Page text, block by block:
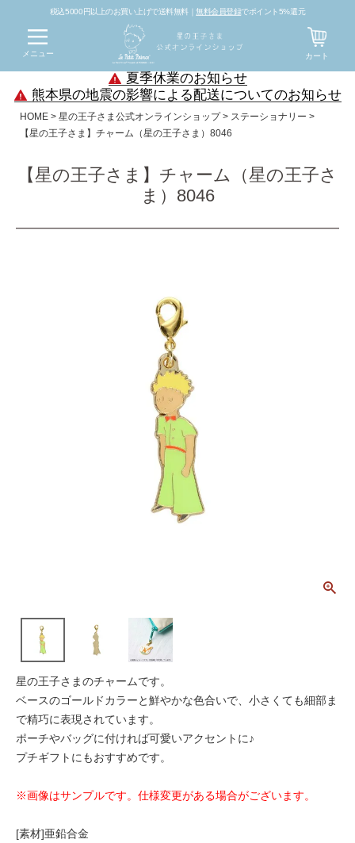
税込5000円以上のお買い上げで送料無料｜無料会員登録でポイント5%還元
メニュー カート
夏季休業のお知らせ
熊本県の地震の影響による配送についてのお知らせ
HOME 星の王子さま公式オンラインショップ
ステーショナリー
【星の王子さま】チャーム（星の王子さま）8046
【星の王子さま】チャーム（星の王子さ
ま）8046
星の王子さまのチャームです。
ベースのゴールドカラーと鮮やかな色合いで、小さくても細部ま
で精巧に表現されています。
ポーチやバッグに付ければ可愛いアクセントに♪
プチギフトにもおすすめです。
※画像はサンプルです。仕様変更がある場合がございます。
[素材]亜鉛合金